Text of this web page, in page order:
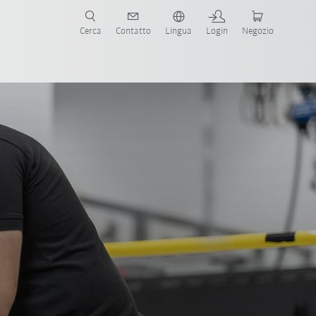
Cerca Contatto Lingua Login Negozio